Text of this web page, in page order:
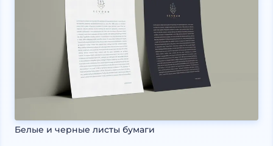
Белые и черные листы бумаги